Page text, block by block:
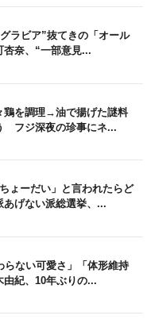
ラビア”抜てきの「オール
杏奈、“一部意見...
鶏を調理→油で揚げた謎料
フジ深夜の珍事にネ...
ょーだい」と言われたらど
げない派総選挙、...
らない可愛さ」「体形維持
紀、10年ぶりの...